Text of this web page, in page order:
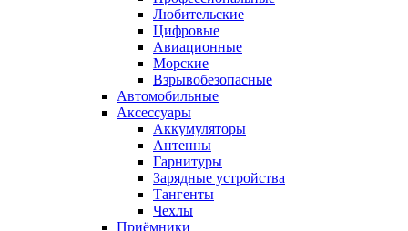
Любительские
Цифровые
Авиационные
Морские
Взрывобезопасные
Автомобильные
Аксессуары
Аккумуляторы
Антенны
Гарнитуры
Зарядные устройства
Тангенты
Чехлы
Приёмники